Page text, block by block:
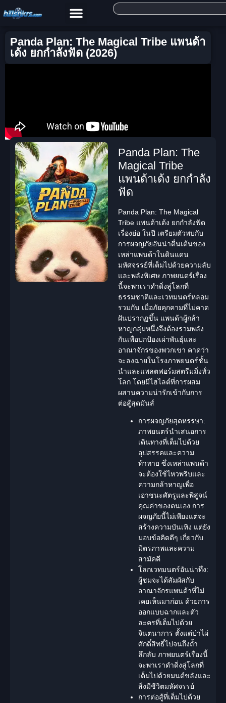
Panda Plan: The Magical Tribe แพนด้า
เด้ง ยกกำลังฟัด (2026)
Panda Plan: The
Magical Tribe
แพนด้าเด้ง ยกกำลัง
ฟัด
Panda Plan: The Magical
Tribe แพนด้าเด้ง ยกกำลังฟัด
เรื่องย่อ ในปี เตรียมตัวพบกับ
การผจญภัยอันน่าตื่นเต้นของ
เหล่าแพนด้าในดินแดน
มหัศจรรย์ที่เต็มไปด้วยความลับ
และพลังพิเศษ ภาพยนตร์เรื่อง
นี้จะพาเราดำดิ่งสู่โลกที่
ธรรมชาติและเวทมนตร์หลอม
รวมกัน เมื่อภัยคุกคามที่ไม่คาด
ฝันปรากฏขึ้น แพนด้าผู้กล้า
หาญกลุ่มหนึ่งจึงต้องรวมพลัง
กันเพื่อปกป้องเผ่าพันธุ์และ
อาณาจักรของพวกเขา คาดว่า
จะลงฉายในโรงภาพยนตร์ชั้น
นำและแพลตฟอร์มสตรีมมิ่งทั่ว
โลก โดยมีไฮไลต์ที่การผสม
ผสานความน่ารักเข้ากับการ
ต่อสู้สุดมันส์
การผจญภัยสุดหรรษา:
ภาพยนตร์นำเสนอการ
เดินทางที่เต็มไปด้วย
อุปสรรคและความ
ท้าทาย ซึ่งเหล่าแพนด้า
จะต้องใช้ไหวพริบและ
ความกล้าหาญเพื่อ
เอาชนะศัตรูและพิสูจน์
คุณค่าของตนเอง การ
ผจญภัยนี้ไม่เพียงแต่จะ
สร้างความบันเทิง แต่ยัง
มอบข้อคิดดีๆ เกี่ยวกับ
มิตรภาพและความ
สามัคคี
โลกเวทมนตร์อันน่าทึ่ง:
ผู้ชมจะได้สัมผัสกับ
อาณาจักรแพนด้าที่ไม่
เคยเห็นมาก่อน ด้วยการ
ออกแบบฉากและตัว
ละครที่เต็มไปด้วย
จินตนาการ ตั้งแต่ป่าไผ่
ศักดิ์สิทธิ์ไปจนถึงถ้ำ
ลึกลับ ภาพยนตร์เรื่องนี้
จะพาเราดำดิ่งสู่โลกที่
เต็มไปด้วยมนต์ขลังและ
สิ่งมีชีวิตมหัศจรรย์
การต่อสู้ที่เต็มไปด้วย